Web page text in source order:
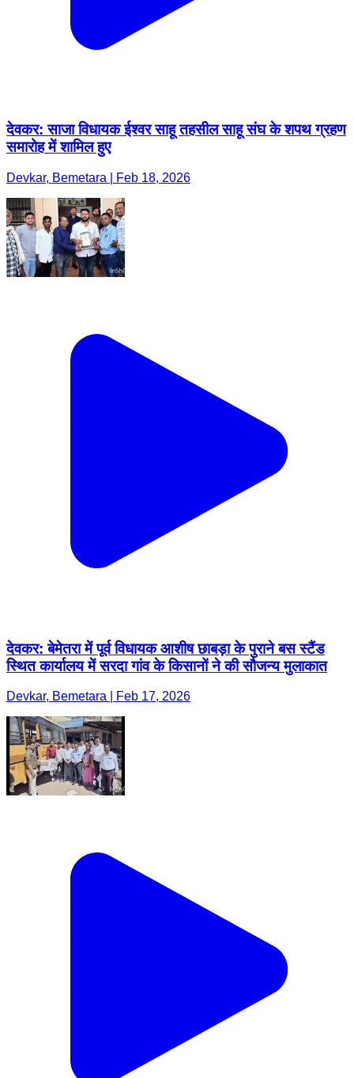
देवकर: साजा विधायक ईश्वर साहू तहसील साहू संघ के शपथ ग्रहण
समारोह में शामिल हुए
Devkar, Bemetara | Feb 18, 2026
देवकर: बेमेतरा में पूर्व विधायक आशीष छाबड़ा के पुराने बस स्टैंड
स्थित कार्यालय में सरदा गांव के किसानों ने की सौजन्य मुलाकात
Devkar, Bemetara | Feb 17, 2026